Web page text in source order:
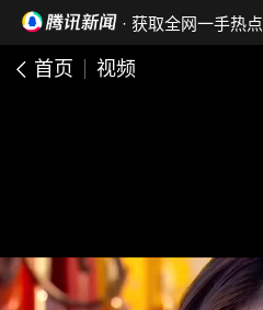
· 获取全网一手热点
首页 视频